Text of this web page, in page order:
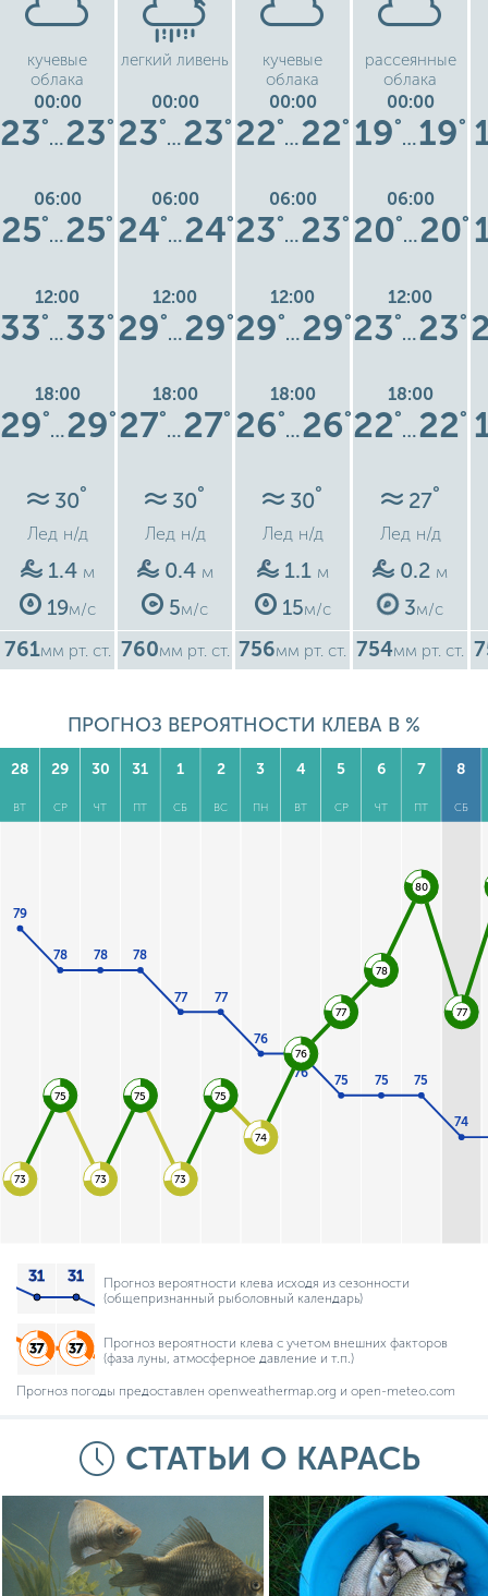
кучевые
облака
00:00
23°
…23°
06:00
25°
…25°
12:00
33°
…33°
18:00
29°
…29°
30°
Лед н/д
1.4 м
19м/с
761мм рт. ст.
легкий ливень
00:00
23°
…23°
06:00
24°
…24°
12:00
29°
…29°
18:00
27°
…27°
30°
Лед н/д
0.4 м
5м/с
760мм рт. ст.
кучевые
облака
00:00
22°
…22°
06:00
23°
…23°
12:00
29°
…29°
18:00
26°
…26°
30°
Лед н/д
1.1 м
15м/с
756мм рт. ст.
рассеянные
облака
00:00
19°
…19°
06:00
20°
…20°
12:00
23°
…23°
18:00
22°
…22°
27°
Лед н/д
0.2 м
3м/с
754мм рт. ст.
ПРОГНОЗ ВЕРОЯТНОСТИ КЛЕВА В %
28
ВТ
29
СР
30
ЧТ
31
ПТ
1
СБ
2
ВС
3
ПН
4
ВТ
5
СР
6
ЧТ
7
ПТ
8
СБ
79
78 78 78
77 77
76
76
75 75 75
74
73
75
73
75
73
75
74
76
77
78
80
77
Прогноз вероятности клева исходя из сезонности
(общепризнанный рыболовный календарь)
Прогноз вероятности клева с учетом внешних факторов
(фаза луны, атмосферное давление и т.п.)
Прогноз погоды предоставлен openweathermap.org и open-meteo.com
СТАТЬИ О КАРАСЬ